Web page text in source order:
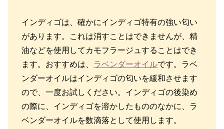
インディゴは、確かにインディゴ特有の強い匂い
があります。これは消すことはできませんが、精
油などを使用してカモフラージュすることはでき
ます。おすすめは、 ラベンダーオイルです。ラベ
ンダーオイルはインディゴの匂いを緩和させます
ので、一度お試しください。インディゴの後染め
の際に、インディゴを溶かしたもののなかに、ラ
ベンダーオイルを数滴落として使用します。